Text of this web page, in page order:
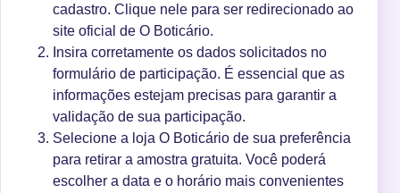
cadastro. Clique nele para ser redirecionado ao
site oficial de O Boticário.
Insira corretamente os dados solicitados no
formulário de participação. É essencial que as
informações estejam precisas para garantir a
validação de sua participação.
Selecione a loja O Boticário de sua preferência
para retirar a amostra gratuita. Você poderá
escolher a data e o horário mais convenientes